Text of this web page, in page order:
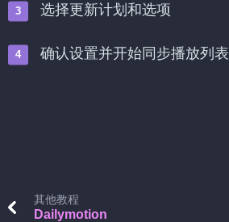
选择更新计划和选项
确认设置并开始同步播放列表
其他教程
Dailymotion